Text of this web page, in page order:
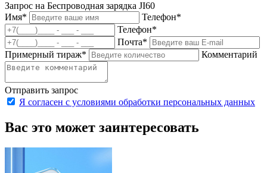
Запрос на Беспроводная зарядка JI60
Имя* Телефон*
Телефон*
Почта*
Примерный тираж* Комментарий
Отправить запрос
Я согласен с условиями обработки персональных данных
Вас это может заинтересовать